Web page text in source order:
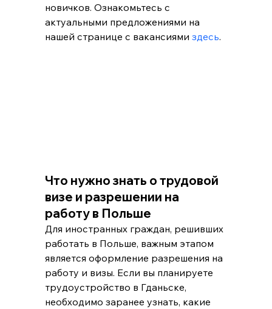
новичков. Ознакомьтесь с
актуальными предложениями на
нашей странице с вакансиями здесь.
Что нужно знать о трудовой
визе и разрешении на
работу в Польше
Для иностранных граждан, решивших
работать в Польше, важным этапом
является оформление разрешения на
работу и визы. Если вы планируете
трудоустройство в Гданьске,
необходимо заранее узнать, какие